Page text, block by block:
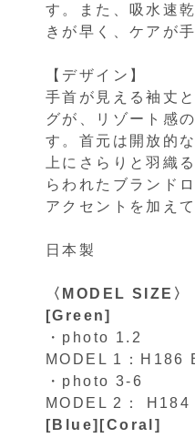
す。また、吸水速
きが早く、ケアが
【デザイン】
手首が見える袖丈
グが、リゾート感
す。首元は開放的
上にさらりと羽織
らわれたブランド
アクセントを加え
日本製
〈MODEL SIZE〉
[Green]
・photo 1.2
MODEL 1：H186
・photo 3-6
MODEL 2：
[Blue][Coral]